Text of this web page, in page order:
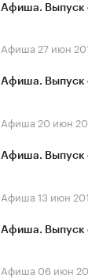
Афиша. Выпуск
Афиша 27 июн
Афиша. Выпуск
Афиша 20 июн
Афиша. Выпуск
Афиша 13 июн
Афиша. Выпуск
Афиша 06 июн